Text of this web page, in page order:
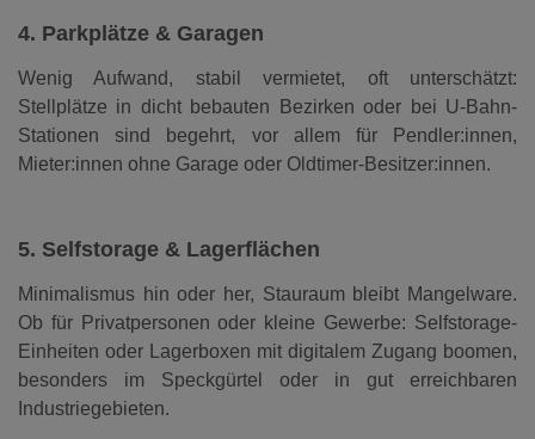
4. Parkplätze & Garagen
Wenig Aufwand, stabil vermietet, oft unterschätzt:
Stellplätze in dicht bebauten Bezirken oder bei U-Bahn-
Stationen sind begehrt, vor allem für Pendler:innen,
Mieter:innen ohne Garage oder Oldtimer-Besitzer:innen.
5. Selfstorage & Lagerflächen
Minimalismus hin oder her, Stauraum bleibt Mangelware.
Ob für Privatpersonen oder kleine Gewerbe: Selfstorage-
Einheiten oder Lagerboxen mit digitalem Zugang boomen,
besonders im Speckgürtel oder in gut erreichbaren
Industriegebieten.